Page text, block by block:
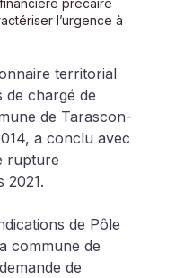
précaire
l’urgence à
territorial
de chargé de
de Tarascon-
a conclu avec
rupture
2021.
de Pôle
commune de
de